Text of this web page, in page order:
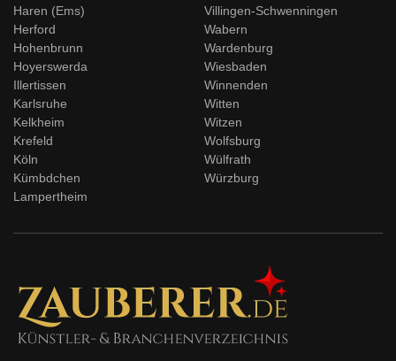
Haren (Ems)
Herford
Hohenbrunn
Hoyerswerda
Illertissen
Karlsruhe
Kelkheim
Krefeld
Köln
Kümbdchen
Lampertheim
Villingen-Schwenningen
Wabern
Wardenburg
Wiesbaden
Winnenden
Witten
Witzen
Wolfsburg
Wülfrath
Würzburg